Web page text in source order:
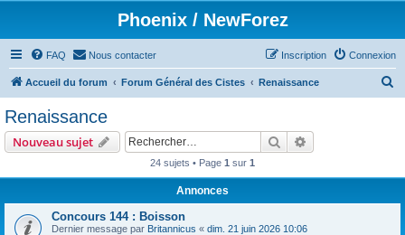
Phoenix / NewForez
FAQ Nous contacter Connexion
Inscription
Accueil du forum Forum Général des Cistes Renaissance
Renaissance
Nouveau sujet Rechercher
24 sujets • Page 1 sur 1
Annonces
Concours 144 : Boisson
Dernier message par Britannicus « dim. 21 juin 2026 10:06